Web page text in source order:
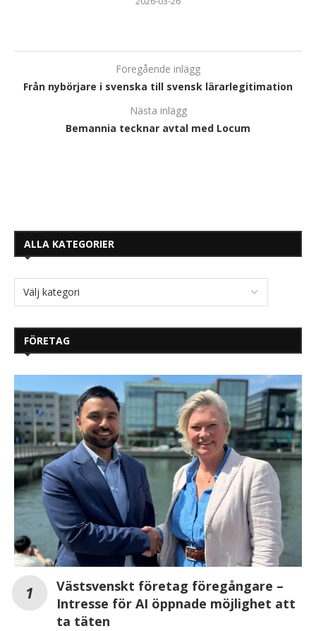
Föregående inlägg
Från nybörjare i svenska till svensk lärarlegitimation
Nästa inlägg
Bemannia tecknar avtal med Locum
ALLA KATEGORIER
FÖRETAG
Västsvenskt företag föregångare –
Intresse för AI öppnade möjlighet att
ta täten